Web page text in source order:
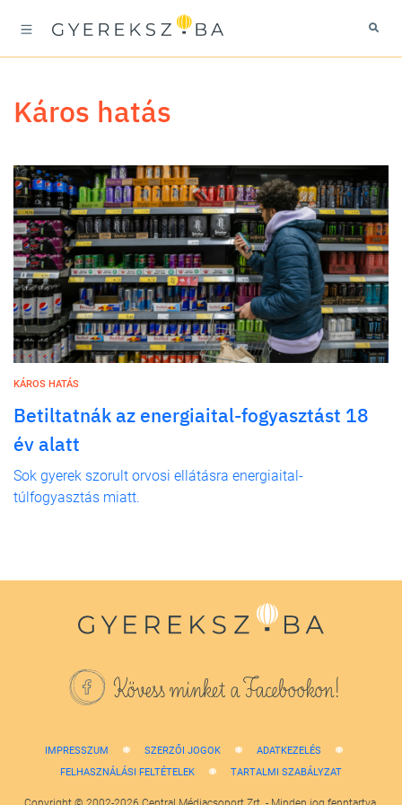
káros hatás
KÁROS HATÁS
Betiltatnák az energiaital-fogyasztást 18
év alatt
Sok gyerek szorult orvosi ellátásra energiaital-
túlfogyasztás miatt.
Kövess minket a Facebookon!
IMPRESSZUM SZERZŐI JOGOK
ADATKEZELÉS
FELHASZNÁLÁSI FELTÉTELEK
TARTALMI SZABÁLYZAT